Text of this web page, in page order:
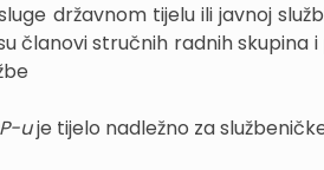
državnom tijelu ili javnoj
članovi stručnih radnih skupina
uje tijelo nadležno za